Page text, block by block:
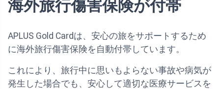
海外旅行傷害保険が付帯
APLUS Gold Cardは、安心の旅をサポートするため
に海外旅行傷害保険を自動付帯しています。
これにより、旅行中に思いもよらない事故や病気が
発生した場合でも、安心して適切な医療サービスを